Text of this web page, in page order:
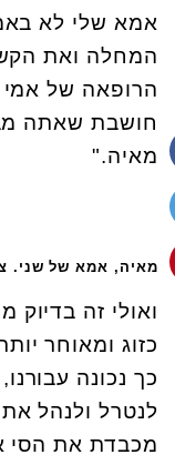
אמא שלי לא
המחלה ואת
הרופאה של
חושבת שאתה
מאיה."
מאיה, אמא של שני.
ואולי זה
כזוג ומאוחר
כך נכונה
לנטרל ולנהל
מכבדת את הסי